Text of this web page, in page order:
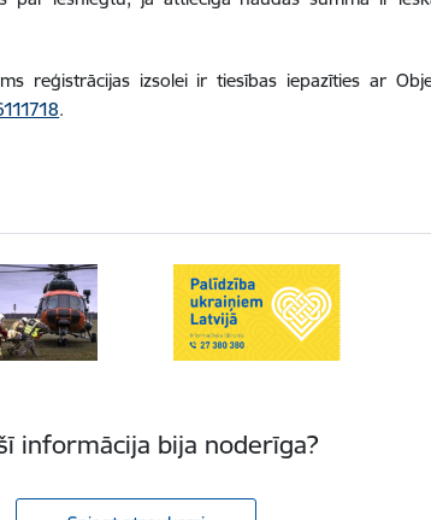
reģistrācijas izsolei ir tiesības iepazīties ar
.
informācija bija noderīga?